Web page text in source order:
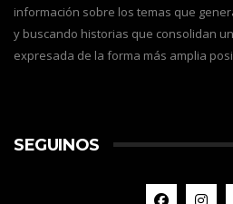
información sobre los temas que
y buscando historias que consolidan
expresada de la forma más amplia
SEGUINOS